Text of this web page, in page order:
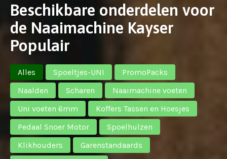
Beschikbare onderdelen voor
de Naaimachine Kayser
Populair
Alles Spoeltjes-UNI
PromoPacks
Naalden
Scharen
Naaimachine voeten
Uni voeten 6mm
Koffers Tassen en Hoesjes
Pedaal Snoer Motor
Spoelhulzen
Klikhouders
Garenstandaards